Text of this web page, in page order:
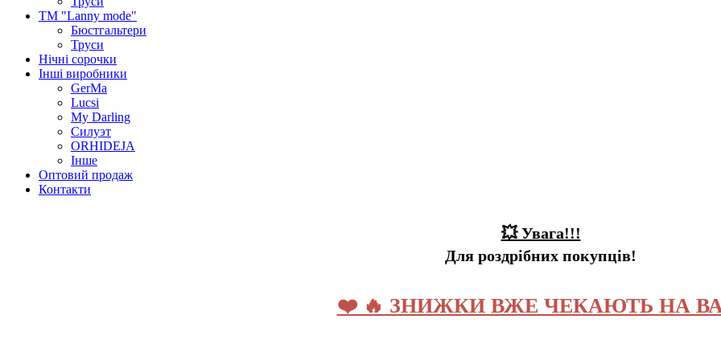
ТМ "Lanny mode"
Бюстгальтери
Труси
Нічні сорочки
Інші виробники
GerMa
Lucsi
My Darling
Силуэт
ORHIDEJA
Інше
Оптовий продаж
Контакти
💥 Увага!!!
Для роздрібних покупців!
❤️ 🔥 ЗНИЖКИ ВЖЕ ЧЕКАЮТЬ НА